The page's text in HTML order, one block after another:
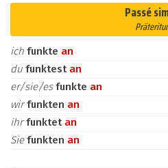
Passé
ich funkte an
du funktest an
er/sie/esfunkte an
wirfunkten an
ihrfunktet an
Siefunkten an